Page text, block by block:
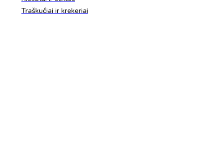
Traškučiai ir krekeriai